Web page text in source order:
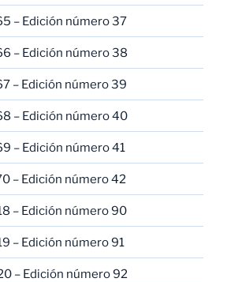
– Edición número 37
– Edición número 38
– Edición número 39
– Edición número 40
– Edición número 41
– Edición número 42
– Edición número 90
– Edición número 91
– Edición número 92